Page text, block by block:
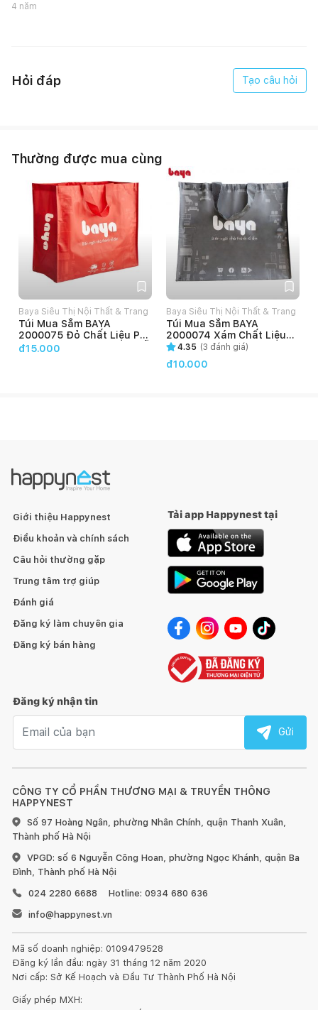
4 năm
Hỏi đáp Tạo câu hỏi
Thường được mua cùng
Baya Siêu Thị Nội Thất & Trang
Trí
Túi Mua Sắm BAYA
2000075 Đỏ Chất Liệu PP
Non-Woven Mỏng, Nhẹ, Dễ
đ15.000
Baya Siêu Thị Nội Thất & Trang
Trí
Túi Mua Sắm BAYA
2000074 Xám Chất Liệu
PP Non-Woven Mỏng, Nhẹ,
Dễ Làm Sạch, Thiết Kế Tối
Giản, Nhỏ Gọn, Dễ Mang
4.35 (3 đánh giá)
đ10.000
CÔNG TY CỔ PHẦN THƯƠNG MẠI & TRUYỀN THÔNG
HAPPYNEST
Số 97 Hoàng Ngân, phường Nhân Chính, quận Thanh Xuân,
Thành phố Hà Nội
VPGD: số 6 Nguyễn Công Hoan, phường Ngọc Khánh, quận Ba
Đình, Thành phố Hà Nội
024 2280 6688
Hotline: 0934 680 636
info@happynest.vn
Mã số doanh nghiệp: 0109479528
Đăng ký lần đầu: ngày 31 tháng 12 năm 2020
Nơi cấp: Sở Kế Hoạch và Đầu Tư Thành Phố Hà Nội
Giấy phép MXH:
Giới thiệu Happynest
Điều khoản và chính sách
Câu hỏi thường gặp
Trung tâm trợ giúp
Đánh giá
Đăng ký làm chuyên gia
Đăng ký bán hàng
Tải app Happynest tại
Đăng ký nhận tin
Gửi